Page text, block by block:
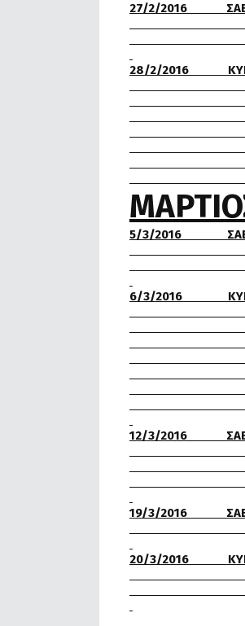
27/2/2016
19:00
20:00
28/2/2016
11:00
13:00
16:00 Α.Ο.
17:00
18:00
19:00
5/3/2016
19:00
20:00
6/3/2016
11:00
12:00
13:00
16:00
19:00
12/3/2016
1:00
13:00
19/3/2016
19:00
20/3/
12:00